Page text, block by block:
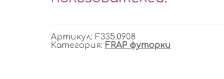
Артикул: F335.0908
Категория: FRAP футорки